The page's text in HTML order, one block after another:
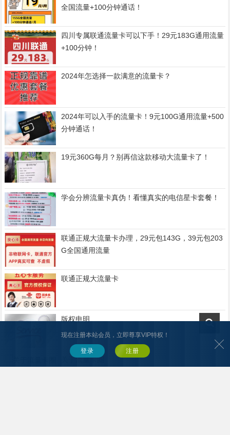
全国流量+100分钟通话！
四川专属联通流量卡可以下手！29元183G通用流量
+100分钟！
2024年怎选择一款满意的流量卡？
2024年可以入手的流量卡！9元100G通用流量+500
分钟通话！
19元360G每月？别再信这款移动大流量卡了！
学会分辨流量卡真伪！看懂真实的电信星卡套餐！
联通正规大流量卡办理，29元包143G，39元包203
G全国通用流量
联通正规大流量卡
版权申明
关于流量卡圈
现在注册本站会员，立即尊享VIP特权！
登录 注册